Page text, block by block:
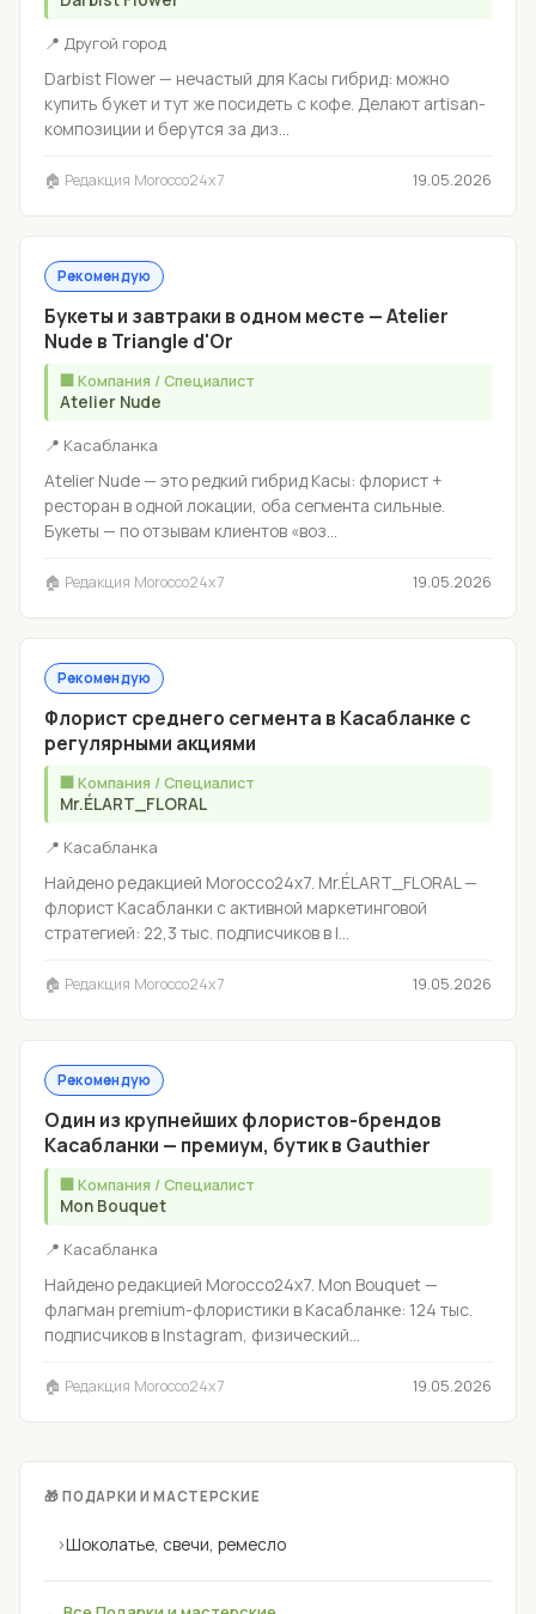
📍 Другой город
Darbist Flower — нечастый для Касы гибрид: можно
купить букет и тут же посидеть с кофе. Делают artisan-
композиции и берутся за диз...
🏠 Редакция Morocco24x7 19.05.2026
Рекомендую
Букеты и завтраки в одном месте — Atelier
Nude в Triangle d'Or
🏢 Компания / Специалист
Atelier Nude
📍 Касабланка
Atelier Nude — это редкий гибрид Касы: флорист +
ресторан в одной локации, оба сегмента сильные.
Букеты — по отзывам клиентов «воз...
🏠 Редакция Morocco24x7 19.05.2026
Рекомендую
Флорист среднего сегмента в Касабланке с
регулярными акциями
🏢 Компания / Специалист
Mr.ÉLART_FLORAL
📍 Касабланка
Найдено редакцией Morocco24x7. Mr.ÉLART_FLORAL —
флорист Касабланки с активной маркетинговой
стратегией: 22,3 тыс. подписчиков в I...
🏠 Редакция Morocco24x7 19.05.2026
Рекомендую
Один из крупнейших флористов-брендов
Касабланки — премиум, бутик в Gauthier
🏢 Компания / Специалист
Mon Bouquet
📍 Касабланка
Найдено редакцией Morocco24x7. Mon Bouquet —
флагман premium-флористики в Касабланке: 124 тыс.
подписчиков в Instagram, физический...
🏠 Редакция Morocco24x7 19.05.2026
🎁 ПОДАРКИ И МАСТЕРСКИЕ
›Шоколатье, свечи, ремесло